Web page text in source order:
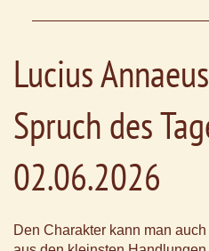
Lucius
Spruch des
02.06.2026
Den Charakter kann man auch